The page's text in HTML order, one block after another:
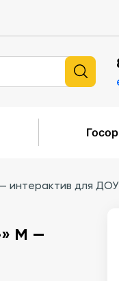
интерактив для ДОУ
M —